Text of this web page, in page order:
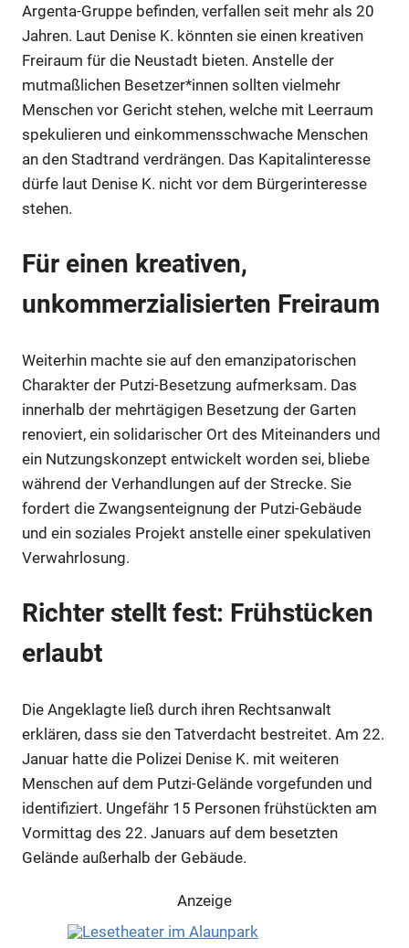
Anzeige
Anzeige
Anzeige
Anzeige
Anzeige
Argenta-Gruppe befinden, verfallen seit mehr als 20
Jahren. Laut Denise K. könnten sie einen kreativen
Freiraum für die Neustadt bieten. Anstelle der
mutmaßlichen Besetzer*innen sollten vielmehr
Menschen vor Gericht stehen, welche mit Leerraum
spekulieren und einkommensschwache Menschen
an den Stadtrand verdrängen. Das Kapitalinteresse
dürfe laut Denise K. nicht vor dem Bürgerinteresse
stehen.
Für einen kreativen,
unkommerzialisierten Freiraum
Weiterhin machte sie auf den emanzipatorischen
Charakter der Putzi-Besetzung aufmerksam. Das
innerhalb der mehrtägigen Besetzung der Garten
renoviert, ein solidarischer Ort des Miteinanders und
ein Nutzungskonzept entwickelt worden sei, bliebe
während der Verhandlungen auf der Strecke. Sie
fordert die Zwangsenteignung der Putzi-Gebäude
und ein soziales Projekt anstelle einer spekulativen
Verwahrlosung.
Richter stellt fest: Frühstücken
erlaubt
Die Angeklagte ließ durch ihren Rechtsanwalt
erklären, dass sie den Tatverdacht bestreitet. Am 22.
Januar hatte die Polizei Denise K. mit weiteren
Menschen auf dem Putzi-Gelände vorgefunden und
identifiziert. Ungefähr 15 Personen frühstückten am
Vormittag des 22. Januars auf dem besetzten
Gelände außerhalb der Gebäude.
Anzeige